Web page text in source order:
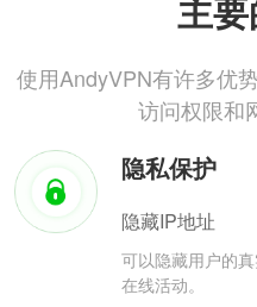
主
使用AndyVPN有许多优
访问权限和
隐私保护
隐藏IP地址
可以隐藏用户的
在线活动。